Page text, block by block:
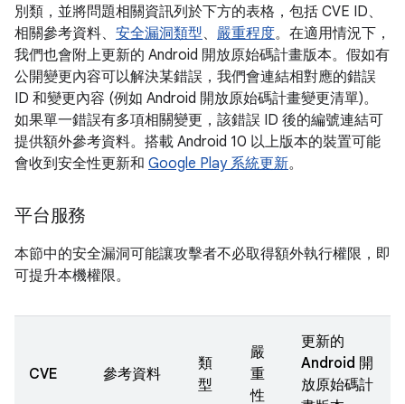
別類，並將問題相關資訊列於下方的表格，包括 CVE ID、
相關參考資料、 安全漏洞類型、 嚴重程度。在適用情況下，
我們也會附上更新的 Android 開放原始碼計畫版本。假如有
公開變更內容可以解決某錯誤，我們會連結相對應的錯誤
ID 和變更內容 (例如 Android 開放原始碼計畫變更清單)。
如果單一錯誤有多項相關變更，該錯誤 ID 後的編號連結可
提供額外參考資料。搭載 Android 10 以上版本的裝置可能
會收到安全性更新和 Google Play 系統更新。
平台服務
本節中的安全漏洞可能讓攻擊者不必取得額外執行權限，即
可提升本機權限。
CVE 參考資料
類
型
嚴
重
性
更新的
Android 開
放原始碼計